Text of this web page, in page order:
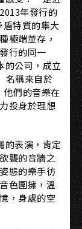
年發行的
特質的集大
極端並存，
行的同一
的公司，成立
名稱來自於
們的音樂在
投身於理想
的表演，肯定
聾的音牆之
態的樂手彷
色圍擁，溫
，身處的空